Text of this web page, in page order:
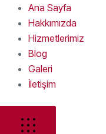
Ana Sayfa
Hakkımızda
Hizmetlerimiz
Blog
Galeri
İletişim